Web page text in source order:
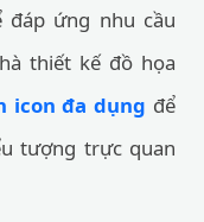
đáp ứng nhu cầu
thiết kế đồ họa
icon đa dụng để
tượng trực quan